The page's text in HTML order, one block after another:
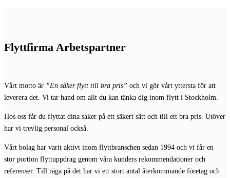
Flyttfirma Arbetspartner
Vårt motto är ”En säker flytt till bra pris” och vi gör vårt yttersta för att
leverera det. Vi tar hand om allt du kan tänka dig inom flytt i Stockholm.
Hos oss får du flyttat dina saker på ett säkert sätt och till ett bra pris. Utöver
har vi trevlig personal också.
Vårt bolag har varit aktivt inom flyttbranschen sedan 1994 och vi får en
stor portion flyttuppdrag genom våra kunders rekommendationer och
referenser. Till råga på det har vi ett stort antal återkommande företag och